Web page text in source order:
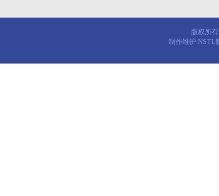
版权所
制作维护:NSTL